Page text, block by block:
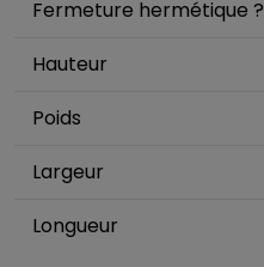
Fermeture hermétique ?
Hauteur
Poids
Largeur
Longueur